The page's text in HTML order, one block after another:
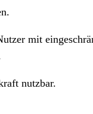
mit
nutzbar.